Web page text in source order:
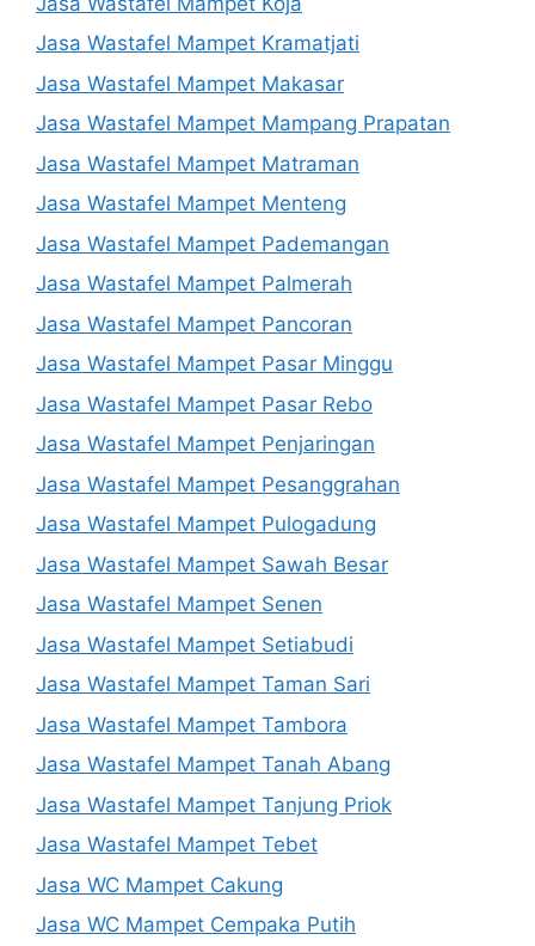
Jasa Wastafel Mampet Kramatjati
Jasa Wastafel Mampet Makasar
Jasa Wastafel Mampet Mampang Prapatan
Jasa Wastafel Mampet Matraman
Jasa Wastafel Mampet Menteng
Jasa Wastafel Mampet Pademangan
Jasa Wastafel Mampet Palmerah
Jasa Wastafel Mampet Pancoran
Jasa Wastafel Mampet Pasar Minggu
Jasa Wastafel Mampet Pasar Rebo
Jasa Wastafel Mampet Penjaringan
Jasa Wastafel Mampet Pesanggrahan
Jasa Wastafel Mampet Pulogadung
Jasa Wastafel Mampet Sawah Besar
Jasa Wastafel Mampet Senen
Jasa Wastafel Mampet Setiabudi
Jasa Wastafel Mampet Taman Sari
Jasa Wastafel Mampet Tambora
Jasa Wastafel Mampet Tanah Abang
Jasa Wastafel Mampet Tanjung Priok
Jasa Wastafel Mampet Tebet
Jasa WC Mampet Cakung
Jasa WC Mampet Cempaka Putih